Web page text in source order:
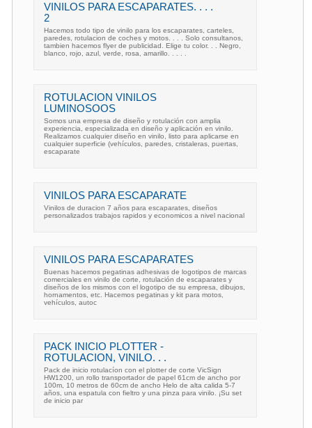
VINILOS PARA ESCAPARATES. . . .
2
Hacemos todo tipo de vinilo para los escaparates, carteles,
paredes, rotulacion de coches y motos. . . . Solo consultanos,
tambien hacemos flyer de publicidad. Elige tu color. . . Negro,
blanco, rojo, azul, verde, rosa, amarillo. . . . .
ROTULACION VINILOS
LUMINOSOOS
Somos una empresa de diseño y rotulación con amplia
experiencia, especializada en diseño y aplicación en vinilo.
Realizamos cualquier diseño en vinilo, listo para aplicarse en
cualquier superficie (vehículos, paredes, cristaleras, puertas,
escaparate
VINILOS PARA ESCAPARATE
Vinilos de duracion 7 años para escaparates, diseños
personalizados trabajos rapidos y economicos a nivel nacional
VINILOS PARA ESCAPARATES
Buenas hacemos pegatinas adhesivas de logotipos de marcas
comerciales en vinilo de corte, rotulación de escaparates y
diseños de los mismos con el logotipo de su empresa, dibujos,
hornamentos, etc. Hacemos pegatinas y kit para motos,
vehículos, autoc
PACK INICIO PLOTTER -
ROTULACION, VINILO. . .
Pack de inicio rotulacíon con el plotter de corte VicSign
HW1200, un rollo transportador de papel 61cm de ancho por
100m, 10 metros de 60cm de ancho Helo de alta calida 5-7
años, una espatula con fieltro y una pinza para vinilo. ¡Su set
de inicio par